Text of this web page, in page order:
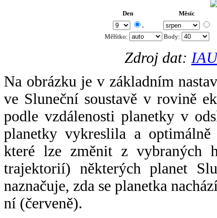
Den Měsíc
.
Měřítko: Body:
Zdroj dat:
Na obrázku je v základním
ve Sluneční soustavě v rovině
podle vzdálenosti planetky v
planetky vykreslila a
které lze změnit z vybraných
trajektorií) některých planet
naznačuje, zda se planetka
ní (červeně).